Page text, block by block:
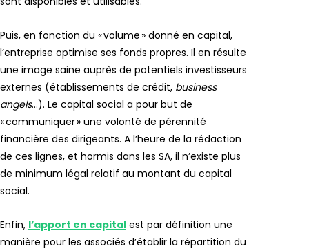
Puis, en fonction du « volume » donné en capital,
l’entreprise optimise ses fonds propres. Il en résulte
une image saine auprès de potentiels investisseurs
externes (établissements de crédit, business
angels…). Le capital social a pour but de
« communiquer » une volonté de pérennité
financière des dirigeants. A l’heure de la rédaction
de ces lignes, et hormis dans les SA, il n’existe plus
de minimum légal relatif au montant du capital
social.
Enfin, l’apport en capital est par définition une
manière pour les associés d’établir la répartition du